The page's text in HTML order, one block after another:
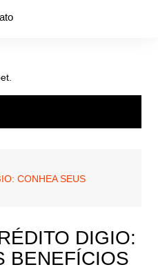
CONHEA SEUS
DIGIO:
BENEFÍCIOS